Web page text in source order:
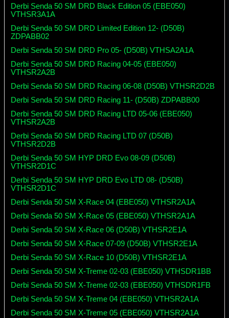
Derbi Senda 50 SM DRD Black Edition 05 (EBE050)
VTHSR3A1A
Derbi Senda 50 SM DRD Limited Edition 12- (D50B)
ZDPABB02
Derbi Senda 50 SM DRD Pro 05- (D50B) VTHSA2A1A
Derbi Senda 50 SM DRD Racing 04-05 (EBE050)
VTHSR2A2B
Derbi Senda 50 SM DRD Racing 06-08 (D50B) VTHSR2D2B
Derbi Senda 50 SM DRD Racing 11- (D50B) ZDPABB00
Derbi Senda 50 SM DRD Racing LTD 05-06 (EBE050)
VTHSR2A2B
Derbi Senda 50 SM DRD Racing LTD 07 (D50B)
VTHSR2D2B
Derbi Senda 50 SM HYP DRD Evo 08-09 (D50B)
VTHSR2D1C
Derbi Senda 50 SM HYP DRD Evo LTD 08- (D50B)
VTHSR2D1C
Derbi Senda 50 SM X-Race 04 (EBE050) VTHSR2A1A
Derbi Senda 50 SM X-Race 05 (EBE050) VTHSR2A1A
Derbi Senda 50 SM X-Race 06 (D50B) VTHSR2E1A
Derbi Senda 50 SM X-Race 07-09 (D50B) VTHSR2E1A
Derbi Senda 50 SM X-Race 10 (D50B) VTHSR2E1A
Derbi Senda 50 SM X-Treme 02-03 (EBE050) VTHSDR1BB
Derbi Senda 50 SM X-Treme 02-03 (EBE050) VTHSDR1FB
Derbi Senda 50 SM X-Treme 04 (EBE050) VTHSR2A1A
Derbi Senda 50 SM X-Treme 05 (EBE050) VTHSR2A1A